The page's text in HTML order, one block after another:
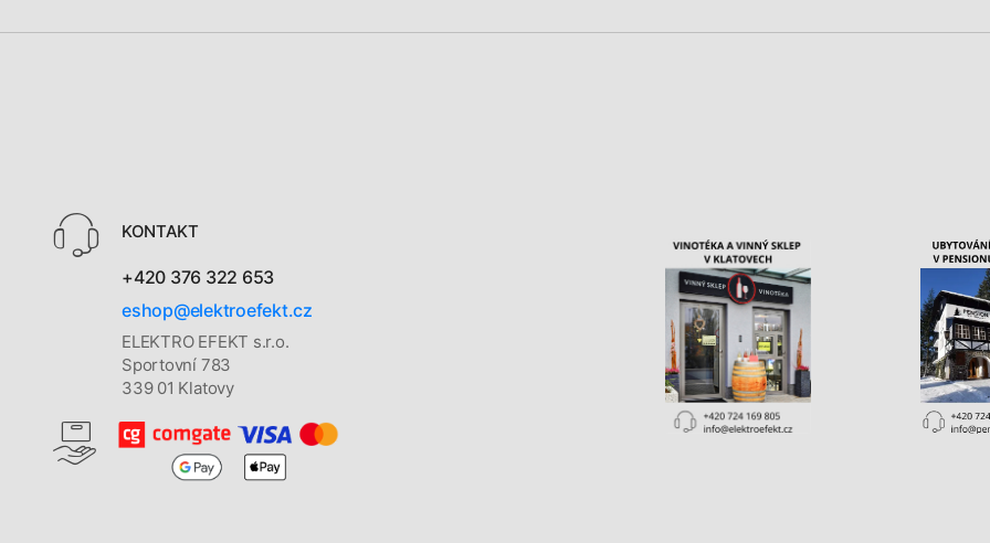
KONTAKT
+420 376 322 653
eshop@elektroefekt.cz
ELEKTRO EFEKT s.r.o.
Sportovní 783
339 01 Klatovy